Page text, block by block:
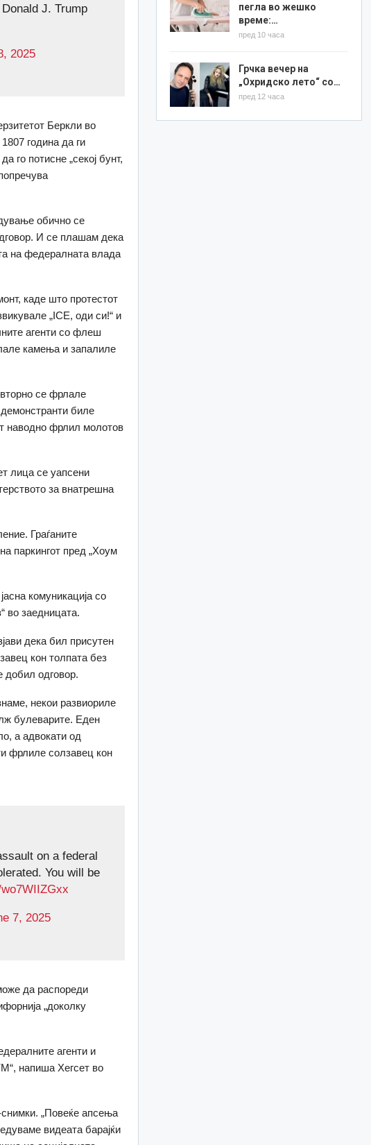
J. Trump
2025
Беркли во
година да ги
го потисне „секој бунт,
обично се
И се плашам дека
на федералната влада
каде што протестот
„ICE, оди си!“ и
агенти со флеш
камења и запалиле
се фрлале
биле
наводно фрлил молотов
лица се уапсени
за внатрешна
Граѓаните
паркингот пред „Хоум
комуникација со
во заедницата.
дека бил присутен
кон толпата без
добил одговор.
некои развиориле
булеварите. Еден
а адвокати од
фрлиле солзавец кон
on a federal
You will be
7, 2025
да распореди
„доколку
агенти и
напиша Хегсет во
„Повеќе апсења
видеата барајќи
пегла во жешко
време:…
пред 10 часа
Грчка вечер на
„Охридско лето“ со…
пред 12 часа